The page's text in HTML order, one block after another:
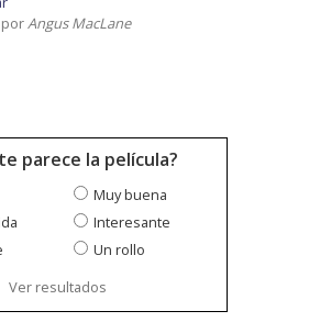
Angus MacLane
parece la película?
Muy buena
Interesante
Un rollo
Ver resultados